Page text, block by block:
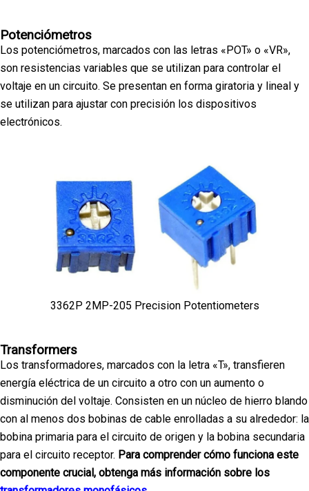
Potenciómetros
Los potenciómetros, marcados con las letras «POT» o «VR»,
son resistencias variables que se utilizan para controlar el
voltaje en un circuito. Se presentan en forma giratoria y lineal y
se utilizan para ajustar con precisión los dispositivos
electrónicos.
3362P 2MP-205 Precision Potentiometers
Transformers
Los transformadores, marcados con la letra «T», transfieren
energía eléctrica de un circuito a otro con un aumento o
disminución del voltaje. Consisten en un núcleo de hierro blando
con al menos dos bobinas de cable enrolladas a su alrededor: la
bobina primaria para el circuito de origen y la bobina secundaria
para el circuito receptor. Para comprender cómo funciona este
componente crucial, obtenga más información sobre los